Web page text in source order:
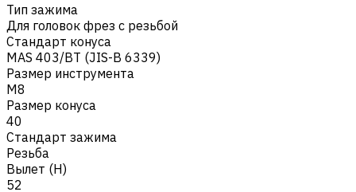
Тип зажима
Для головок фрез с резьбой
Стандарт конуса
MAS 403/BT (JIS-B 6339)
Размер инструмента
M8
Размер конуса
40
Стандарт зажима
Резьба
Вылет (H)
52